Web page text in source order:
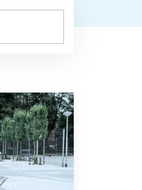
INDIVIDUEEL EN